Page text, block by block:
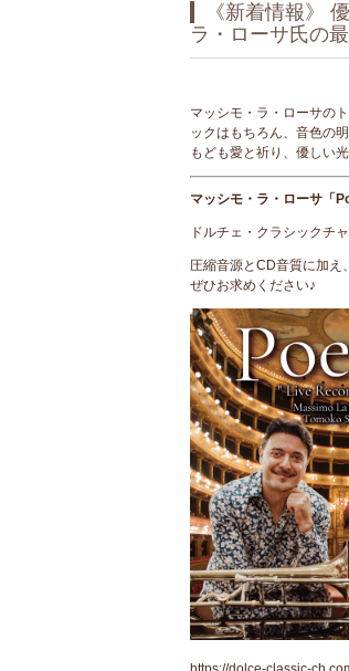
《新着情報》
ラ・ローサ氏の
マッシモ・ラ・ローサの
ックはもちろん、音色の
もども愛と祈り、優しい
マッシモ・ラ・ローサ「
ドルチェ・クラシックチ
圧縮音源とCD音質に加え
ぜひお求めください♪